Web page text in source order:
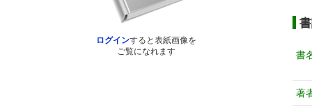
ログインすると表紙画像を
ご覧になれます
書
著